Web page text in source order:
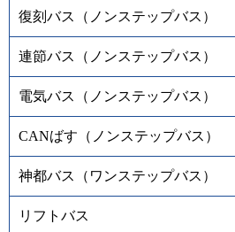
復刻バス（ノンステップバス）
連節バス（ノンステップバス）
電気バス（ノンステップバス）
CANばす（ノンステップバス）
神都バス（ワンステップバス）
リフトバス